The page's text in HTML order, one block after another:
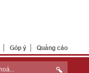
Góp ý Quảng cáo